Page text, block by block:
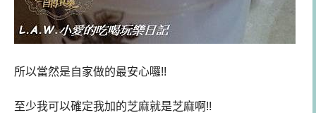
所以當然是自家做的最安心囉!!
至少我可以確定我加的芝麻就是芝麻啊!!